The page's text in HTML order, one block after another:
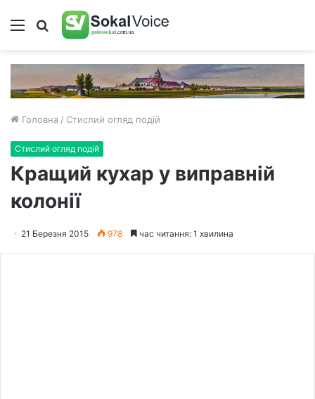
Меню Пошук
Головна / Стислий огляд подій
Стислий огляд подій
Кращий кухар у виправній
колонії
21 Березня 2015 978 час читання: 1 хвилина